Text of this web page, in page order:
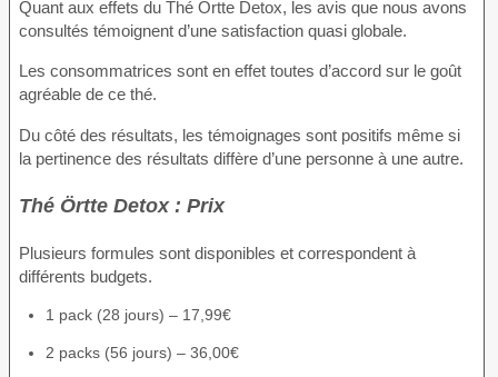
Quant aux effets du Thé Örtte Detox, les avis que nous avons
consultés témoignent d’une satisfaction quasi globale.
Les consommatrices sont en effet toutes d’accord sur le goût
agréable de ce thé.
Du côté des résultats, les témoignages sont positifs même si
la pertinence des résultats diffère d’une personne à une autre.
Thé Örtte Detox : Prix
Plusieurs formules sont disponibles et correspondent à
différents budgets.
1 pack (28 jours) – 17,99€
2 packs (56 jours) – 36,00€